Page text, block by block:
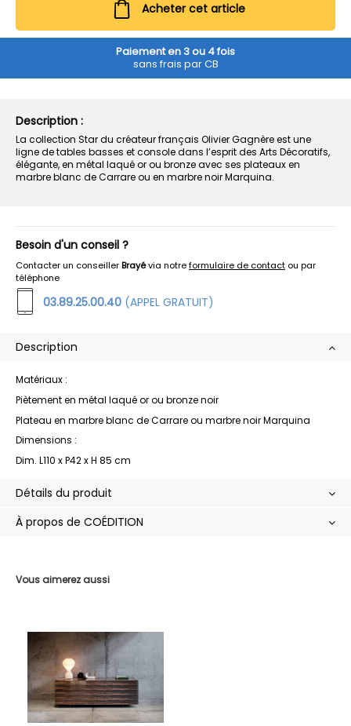
Acheter cet article
Paiement en 3 ou 4 fois
sans frais par CB
Description :
La collection Star du créateur français Olivier Gagnère est une
ligne de tables basses et console dans l’esprit des Arts Décoratifs,
élégante, en métal laqué or ou bronze avec ses plateaux en
marbre blanc de Carrare ou en marbre noir Marquina.
Besoin d'un conseil ?
Contacter un conseillerBrayévia notreformulaire de contact ou par
téléphone
03.89.25.00.40 (APPEL GRATUIT)
Vous aimerez aussi
Description
Matériaux :
Piètement en métal laqué or ou bronze noir
Plateau en marbre blanc de Carrare ou marbre noir Marquina
Dimensions :
Dim. L110 x P42 x H 85 cm
Détails du produit
À propos de COÉDITION